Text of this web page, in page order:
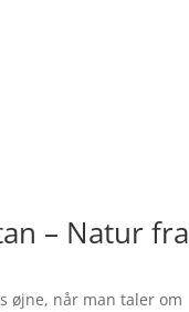
– Natur fra
øjne, når man taler om